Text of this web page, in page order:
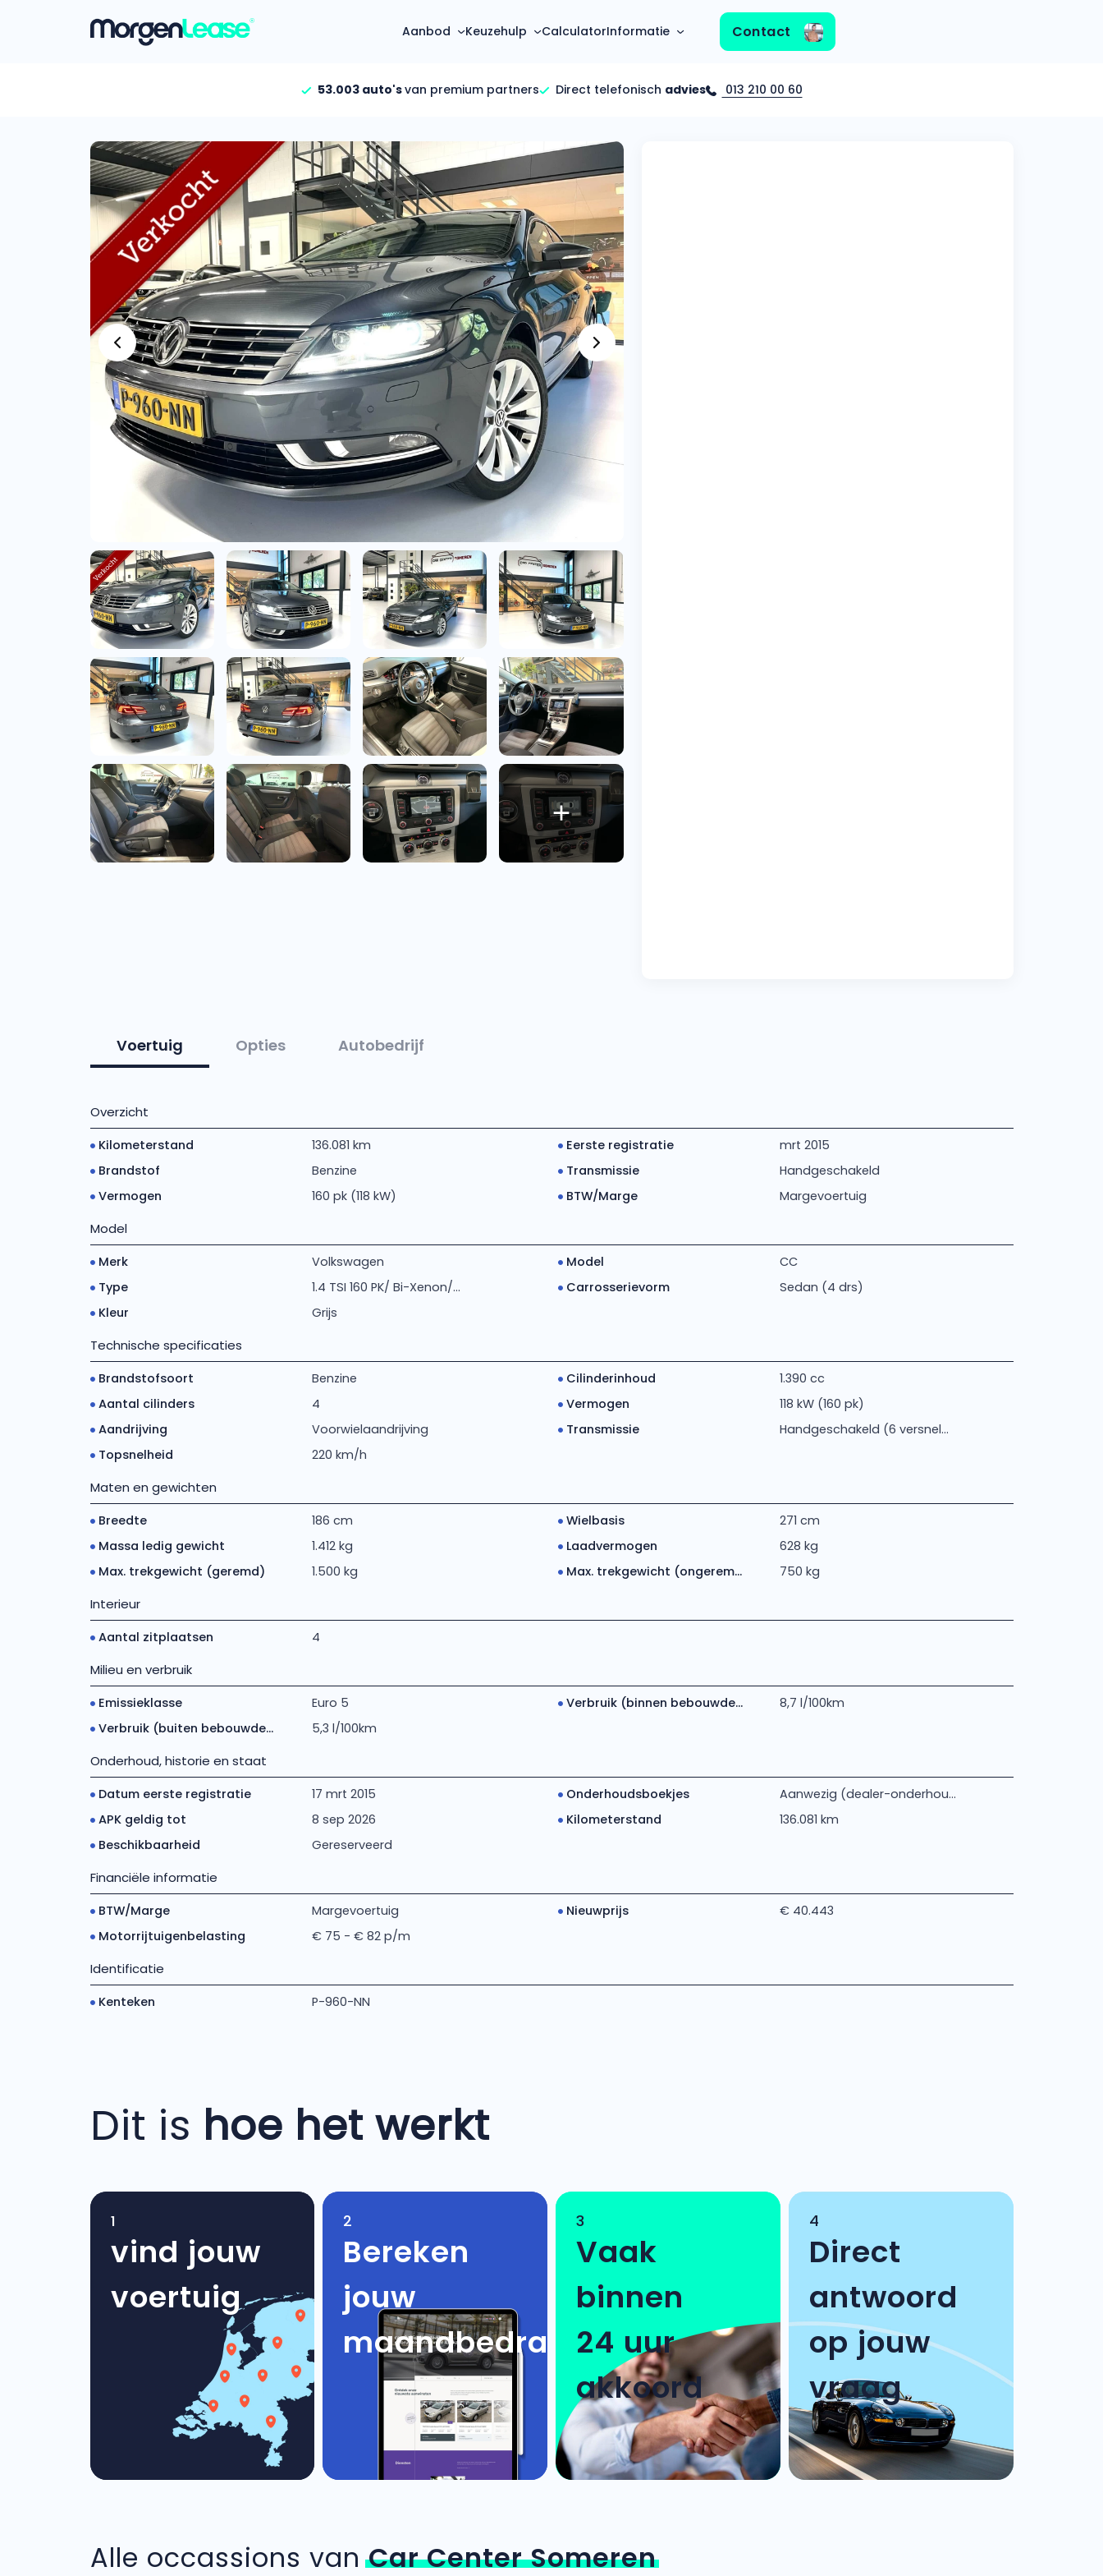
Aanbod
Gehele aanbod
Bekijk volledig aanbod
Gezinsauto’s
Bekijk alle gezinsauto’s
Hele aanbod
Bekijk alle stadsauto’s
EV’s/Hybrides
Bekijk alle electrische auto’s
Bedrijfswagens
Bekijk alle bedrijfswagens
Budgetwagens
Bekijk alle budgetwagens
Mercedes-Benz
(3500+ auto's)
Volkswagen
(4500+ auto's)
Volvo
(1000+ auto's)
Audi
(2000+ auto's)
BMW
(2000+ auto's)
Keuzehulp
Hoeveel kan ik lenen?
Bereken in één minuut
Calculator
Maandbedrag berekenen
Offerte vergelijken
Wij geven jou een betere deal
CalculatorInformatie
Over ons
Gehele FAQ’s
Bekijk volledige FAQ’s
Zakelijk
Vragen over zakelijk
Particulier
Vragen over particulier
Jouw aanvraag
Vragen over jouw aanvraag
Contact
53.003 auto'svan premium partners Direct telefonisch advies 013 210 00 60
Voertuig Opties Autobedrijf
Overzicht
Kilometerstand 136.081 km Eerste registratie
mrt 2015
Brandstof
Benzine Transmissie
Handgeschakeld
Vermogen
160 pk (118 kW) BTW/Marge Margevoertuig
Model
Merk Volkswagen Model
CC
Type
1.4 TSI 160 PK/ Bi-Xenon/... Carrosserievorm
Sedan (4 drs)
Kleur
Grijs
Technische specificaties
Brandstofsoort Benzine Cilinderinhoud
1.390 cc
Aantal cilinders
4 Vermogen
118 kW (160 pk)
Aandrijving
Voorwielaandrijving Transmissie
Handgeschakeld (6 versnel...
Topsnelheid
220 km/h
Maten en gewichten
Breedte 186 cm Wielbasis
271 cm
Massa ledig gewicht
1.412 kg Laadvermogen
628 kg
Max. trekgewicht (geremd)
1.500 kg Max. trekgewicht (ongerem... 750 kg
Interieur
Aantal zitplaatsen 4
Milieu en verbruik
Emissieklasse Euro 5 Verbruik (binnen bebouwde...
8,7 l/100km
Verbruik (buiten bebouwde...
5,3 l/100km
Onderhoud, historie en staat
Datum eerste registratie 17 mrt 2015 Onderhoudsboekjes
Aanwezig (dealer-onderhou...
APK geldig tot
8 sep 2026 Kilometerstand
136.081 km
Beschikbaarheid
Gereserveerd
Financiële informatie
BTW/Marge Margevoertuig Nieuwprijs
€ 40.443
Motorrijtuigenbelasting
€ 75 - € 82 p/m
Identificatie
Kenteken P-960-NN
Dit is hoe het werkt
1
vind jouw
voertuig
2
Bereken
jouw
maandbedrag
3
Vaak
binnen
24 uur
akkoord
4
Direct
antwoord
op jouw
vraag
Alle occassions vanCar Center Someren